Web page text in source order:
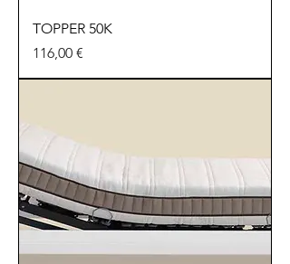
TOPPER 50K
Precio
116,00 €